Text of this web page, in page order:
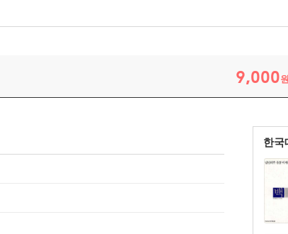
9,000원
한국